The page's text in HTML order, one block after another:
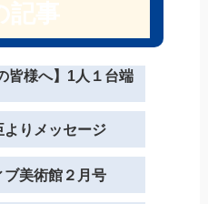
皆様へ】1人１台端
よりメッセージ
ブ美術館２月号